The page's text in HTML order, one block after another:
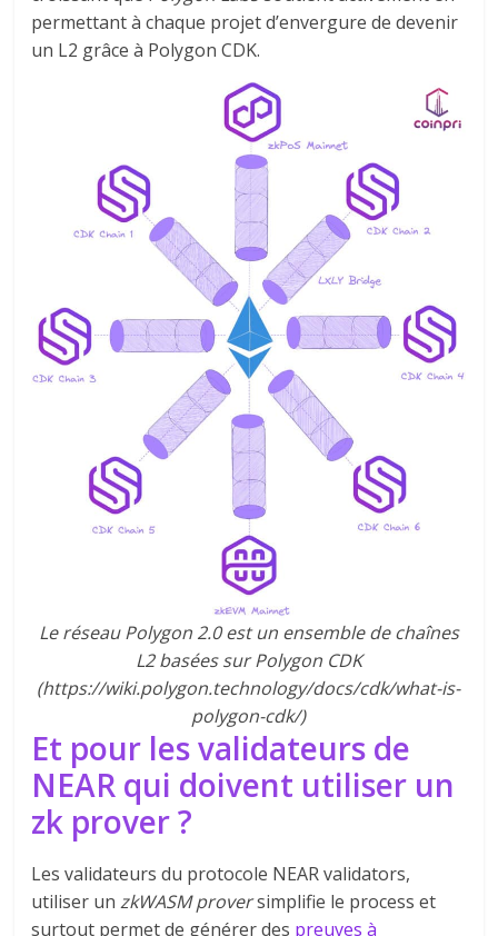
permettant à chaque projet d’envergure de devenir
un L2 grâce à Polygon CDK.
Le réseau Polygon 2.0 est un ensemble de chaînes
L2 basées sur Polygon CDK
(https://wiki.polygon.technology/docs/cdk/what-is-
polygon-cdk/)
Et pour les validateurs de
NEAR qui doivent utiliser un
zk prover ?
Les validateurs du protocole NEAR validators,
utiliser unzkWASM proversimplifie le process et
surtout permet de générer des preuves à